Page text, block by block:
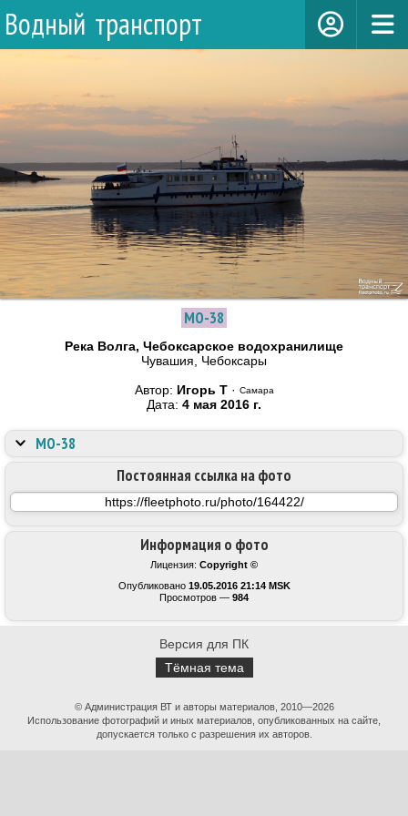
Водный транспорт
МО-38
Река Волга, Чебоксарское водохранилище
Чувашия, Чебоксары
Автор: Игорь Т· Самара
Дата: 4 мая 2016 г.
Информация о фото
Лицензия: Copyright ©
Опубликовано 19.05.2016 21:14 MSK
Просмотров — 984
Постоянная ссылка на фото
МО-38
Версия для ПК
Тёмная тема
© Администрация ВТ и авторы материалов, 2010—2026
Использование фотографий и иных материалов, опубликованных на сайте,
допускается только с разрешения их авторов.